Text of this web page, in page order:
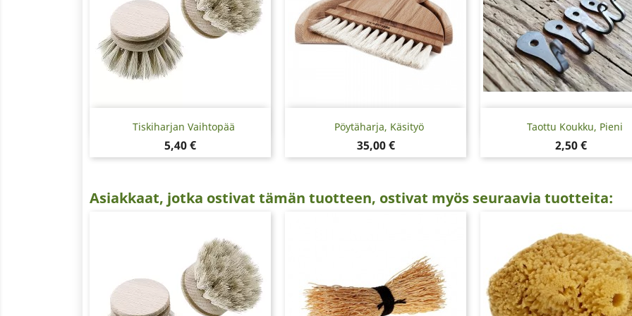
Tiskiharjan Vaihtopää
Hinta
5,40 €
Pikakatselu Pöytäharja, Käsityö
Hinta
35,00 €
Pikakatselu Taottu Koukku, Pieni
Hinta
2,50 €
Pikakatselu
Asiakkaat, jotka ostivat tämän tuotteen, ostivat myös seuraavia tuotteita: